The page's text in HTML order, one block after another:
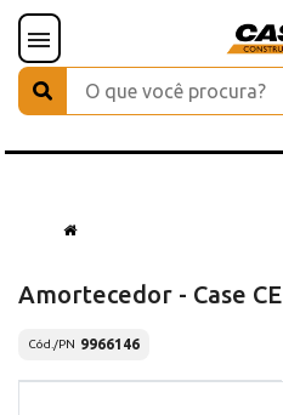
Amortecedor - Case CE
Cód./PN 9966146